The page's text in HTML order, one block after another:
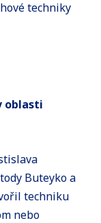
techniky
oblasti
Buteyko a
techniku
nebo